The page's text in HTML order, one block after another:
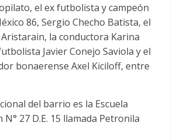
el ex futbolista y campeón
86, Sergio Checho Batista, el
la conductora Karina
Javier Conejo Saviola y el
bonaerense Axel Kiciloff, entre
del barrio es la Escuela
27 D.E. 15 llamada Petronila